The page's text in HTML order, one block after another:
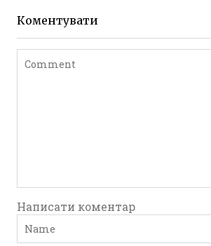
Коментувати
Написати коментар